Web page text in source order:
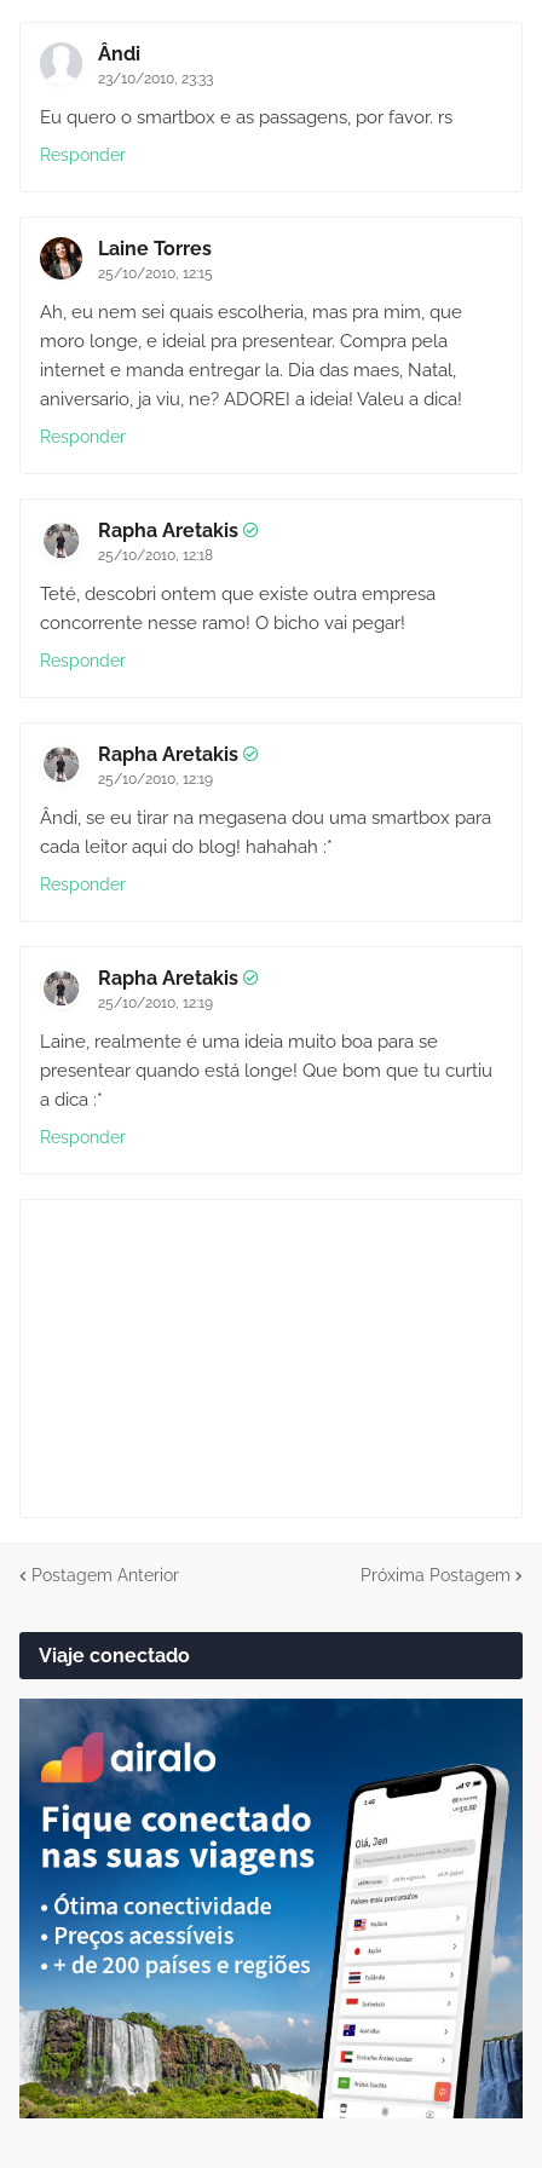
Ândi
23/10/2010, 23:33
Eu quero o smartbox e as passagens, por favor. rs
Responder
Laine Torres
25/10/2010, 12:15
Ah, eu nem sei quais escolheria, mas pra mim, que
moro longe, e ideial pra presentear. Compra pela
internet e manda entregar la. Dia das maes, Natal,
aniversario, ja viu, ne? ADOREI a ideia! Valeu a dica!
Responder
Rapha Aretakis
25/10/2010, 12:18
Teté, descobri ontem que existe outra empresa
concorrente nesse ramo! O bicho vai pegar!
Responder
Rapha Aretakis
25/10/2010, 12:19
Ândi, se eu tirar na megasena dou uma smartbox para
cada leitor aqui do blog! hahahah :*
Responder
Rapha Aretakis
25/10/2010, 12:19
Laine, realmente é uma ideia muito boa para se
presentear quando está longe! Que bom que tu curtiu
a dica :*
Responder
Postagem Anterior Próxima Postagem
Viaje conectado